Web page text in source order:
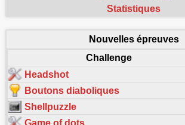
Statistiques
Nouvelles épreuves
Challenge
Headshot
Boutons diaboliques
Shellpuzzle
Game of dots